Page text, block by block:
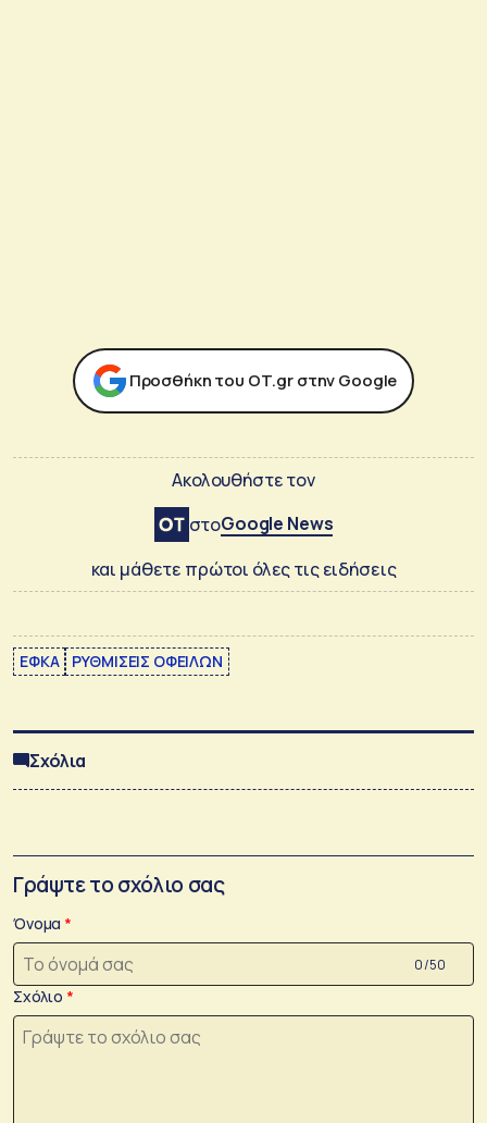
Προσθήκη του ΟΤ.gr στην Google
Ακολουθήστε τον
στοGoogle News
και μάθετε πρώτοι όλες τις ειδήσεις
ΕΦΚΑ ΡΥΘΜΙΣΕΙΣ ΟΦΕΙΛΩΝ
Σχόλια
Γράψτε το σχόλιο σας
Όνομα
0 /50
Σχόλιο